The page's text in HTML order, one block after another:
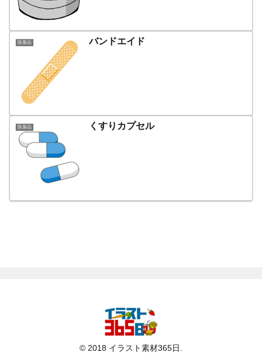
医薬品 バンドエイド
医薬品 くすりカプセル
© 2018 イラスト素材365日.